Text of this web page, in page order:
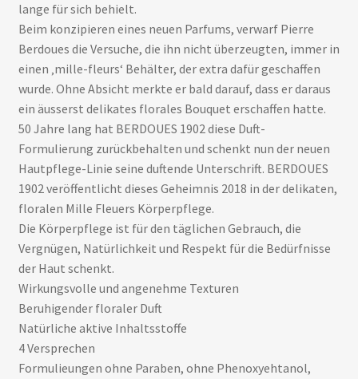
lange für sich behielt.
Beim konzipieren eines neuen Parfums, verwarf Pierre
Berdoues die Versuche, die ihn nicht überzeugten, immer in
einen ‚mille-fleurs‘ Behälter, der extra dafür geschaffen
wurde. Ohne Absicht merkte er bald darauf, dass er daraus
ein äusserst delikates florales Bouquet erschaffen hatte.
50 Jahre lang hat BERDOUES 1902 diese Duft-
Formulierung zurückbehalten und schenkt nun der neuen
Hautpflege-Linie seine duftende Unterschrift. BERDOUES
1902 veröffentlicht dieses Geheimnis 2018 in der delikaten,
floralen Mille Fleuers Körperpflege.
Die Körperpflege ist für den täglichen Gebrauch, die
Vergnügen, Natürlichkeit und Respekt für die Bedürfnisse
der Haut schenkt.
Wirkungsvolle und angenehme Texturen
Beruhigender floraler Duft
Natürliche aktive Inhaltsstoffe
4 Versprechen
Formulieungen ohne Paraben, ohne Phenoxyehtanol,